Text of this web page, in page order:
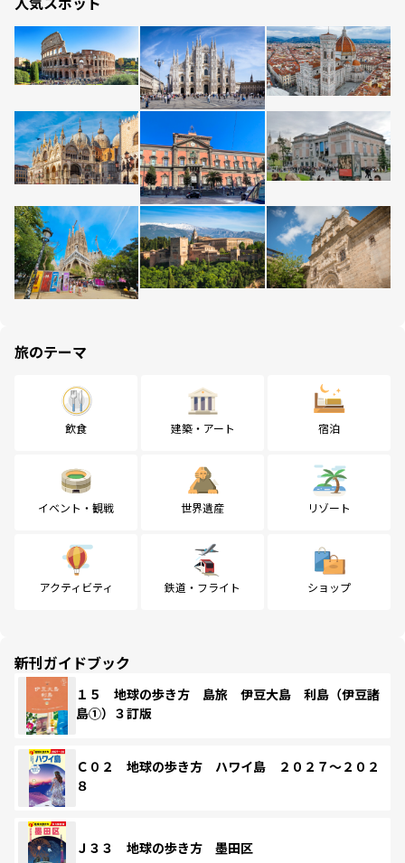
旅のテーマ
飲食 建築・アート 宿泊
イベント・観戦 世界遺産 リゾート
アクティビティ 鉄道・フライト ショップ
新刊ガイドブック
１５ 地球の歩き方 島旅 伊豆大島 利島（伊豆諸
島①）３訂版
Ｃ０２ 地球の歩き方 ハワイ島 ２０２７～２０２
８
Ｊ３３ 地球の歩き方 墨田区